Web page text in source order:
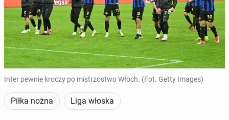
Inter pewnie kroczy po mistrzostwo Włoch. (Fot. Getty Images)
Piłka nożna Liga włoska